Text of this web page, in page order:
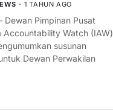
1 TAHUN AGO
Dewan Pimpinan Pusat
Accountability Watch (IAW)
susunan
Dewan Perwakilan